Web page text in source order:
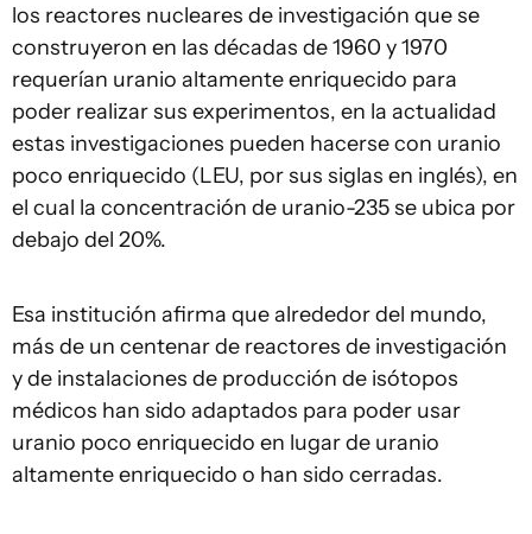
los reactores nucleares de investigación que se
construyeron en las décadas de 1960 y 1970
requerían uranio altamente enriquecido para
poder realizar sus experimentos, en la actualidad
estas investigaciones pueden hacerse con uranio
poco enriquecido (LEU, por sus siglas en inglés), en
el cual la concentración de uranio-235 se ubica por
debajo del 20%.
Esa institución afirma que alrededor del mundo,
más de un centenar de reactores de investigación
y de instalaciones de producción de isótopos
médicos han sido adaptados para poder usar
uranio poco enriquecido en lugar de uranio
altamente enriquecido o han sido cerradas.